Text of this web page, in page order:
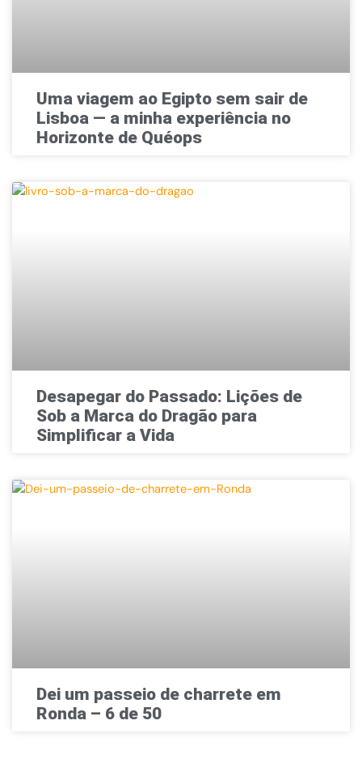
Uma viagem ao Egipto sem sair de
Lisboa — a minha experiência no
Horizonte de Quéops
Desapegar do Passado: Lições de
Sob a Marca do Dragão para
Simplificar a Vida
Dei um passeio de charrete em
Ronda – 6 de 50